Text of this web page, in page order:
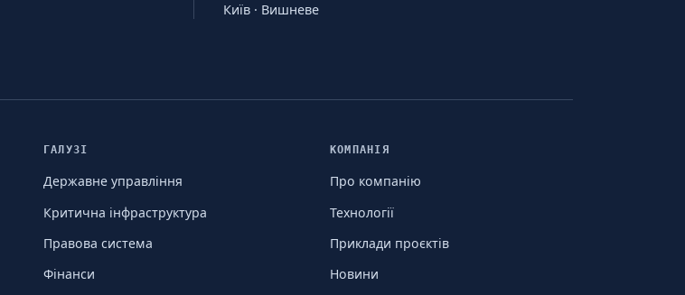
Київ · Вишневе
ГАЛУЗІ
Державне управління
Критична інфраструктура
Правова система
Фінанси
КОМПАНІЯ
Про компанію
Технології
Приклади проєктів
Новини